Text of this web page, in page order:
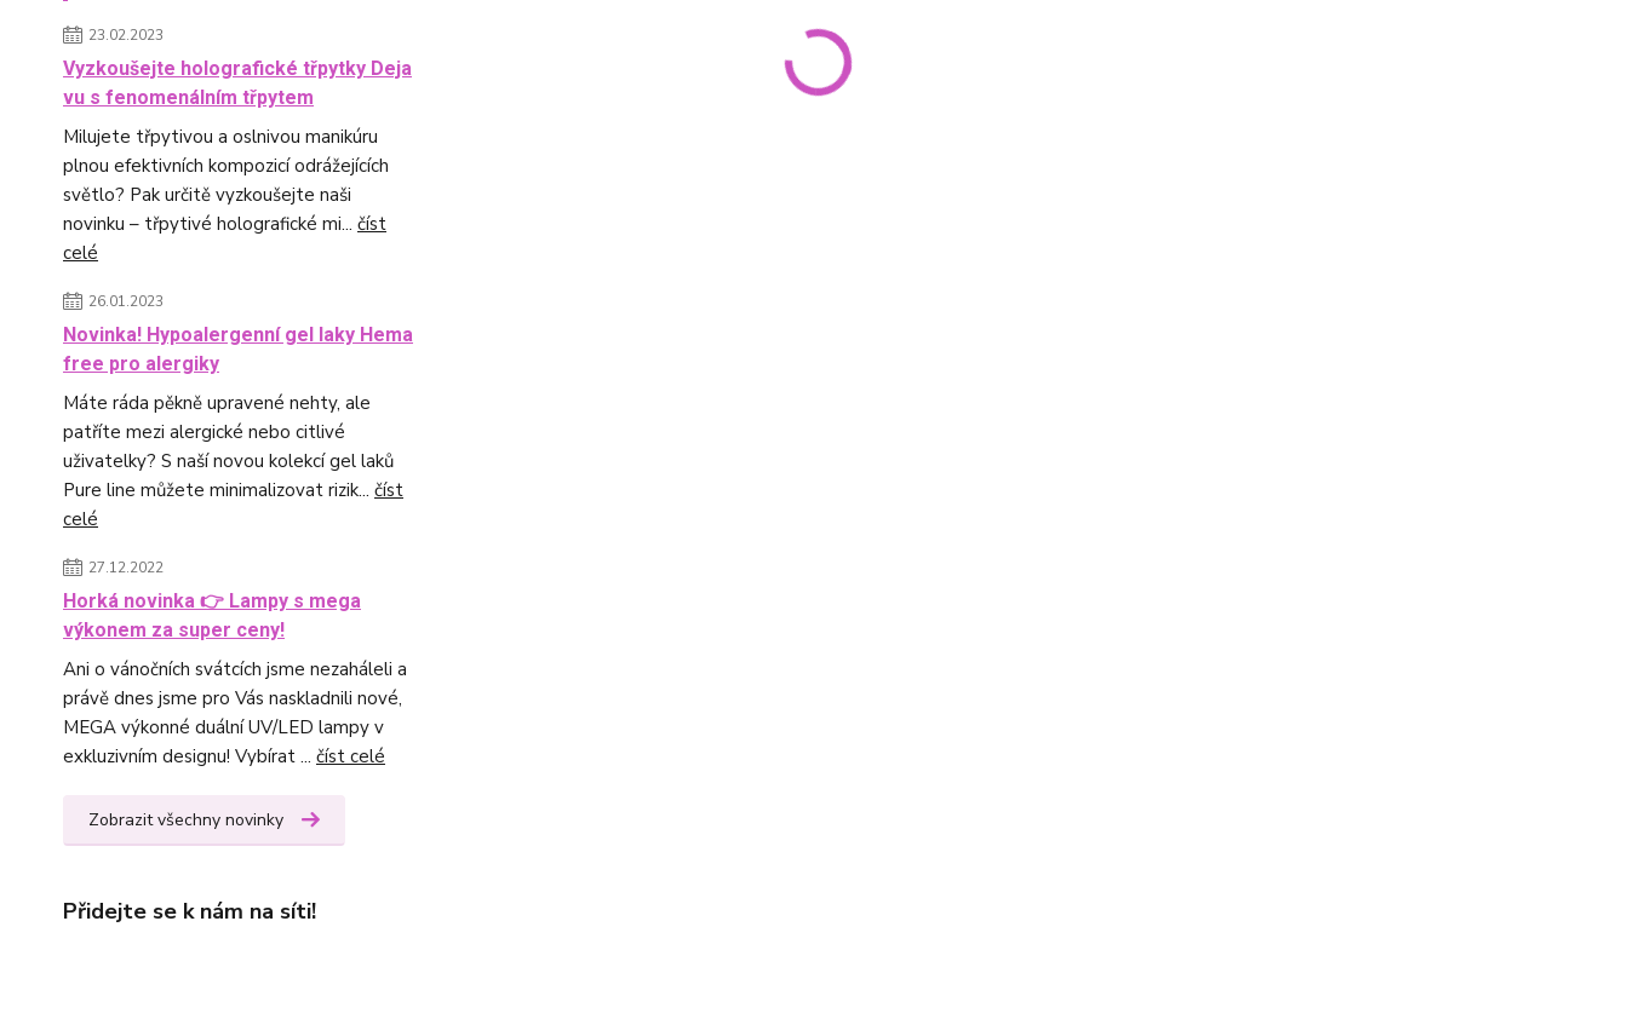
23.02.2023
Vyzkoušejte holografické třpytky Deja
vu s fenomenálním třpytem
Milujete třpytivou a oslnivou manikúru
plnou efektivních kompozicí odrážejících
světlo? Pak určitě vyzkoušejte naši
novinku – třpytivé holografické mi... číst
celé
26.01.2023
Novinka! Hypoalergenní gel laky Hema
free pro alergiky
Máte ráda pěkně upravené nehty, ale
patříte mezi alergické nebo citlivé
uživatelky? S naší novou kolekcí gel laků
Pure line můžete minimalizovat rizik... číst
celé
27.12.2022
Horká novinka 👉 Lampy s mega
výkonem za super ceny!
Ani o vánočních svátcích jsme nezaháleli a
právě dnes jsme pro Vás naskladnili nové,
MEGA výkonné duální UV/LED lampy v
exkluzivním designu! Vybírat ... číst celé
Zobrazit všechny novinky
Přidejte se k nám na síti!